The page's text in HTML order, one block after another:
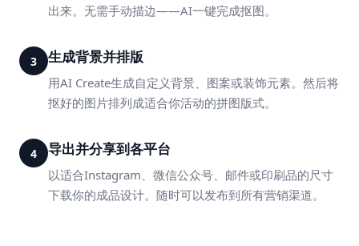
出来。无需手动描边——AI一键完成抠图。
3 生成背景并排版
用AI Create生成自定义背景、图案或装饰元素。然后将
抠好的图片排列成适合你活动的拼图版式。
4 导出并分享到各平台
以适合Instagram、微信公众号、邮件或印刷品的尺寸
下载你的成品设计。随时可以发布到所有营销渠道。